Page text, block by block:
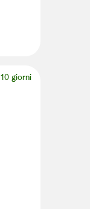
10 giorni